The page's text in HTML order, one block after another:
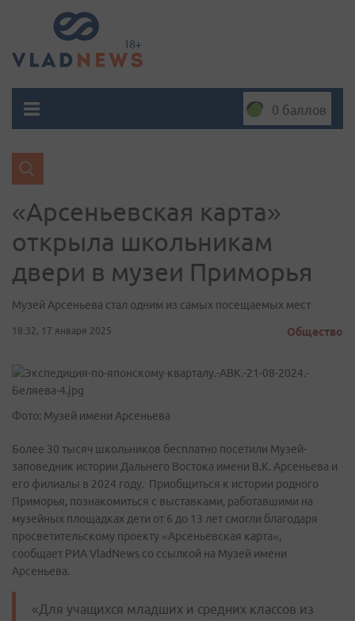
0 баллов
«Арсеньевская карта»
открыла школьникам
двери в музеи Приморья
Музей Арсеньева стал одним из самых посещаемых мест
18:32, 17 января 2025 Общество
Фото: Музей имени Арсеньева
Более 30 тысяч школьников бесплатно посетили Музей-
заповедник истории Дальнего Востока имени В.К. Арсеньева и
его филиалы в 2024 году. Приобщиться к истории родного
Приморья, познакомиться с выставками, работавшими на
музейных площадках дети от 6 до 13 лет смогли благодаря
просветительскому проекту «Арсеньевская карта»,
сообщает РИА VladNews со ссылкой на Музей имени
Арсеньева.
«Для учащихся младших и средних классов из